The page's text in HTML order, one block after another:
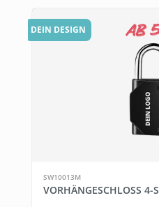
DEIN DESIGN
SW10013M
VORHÄNGESCHLOSS 4-